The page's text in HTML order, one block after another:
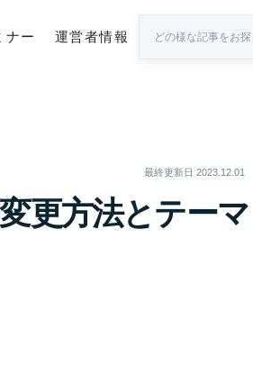
ナー 運営者情報
最終更新日 2023.12.01
更方法とテーマ